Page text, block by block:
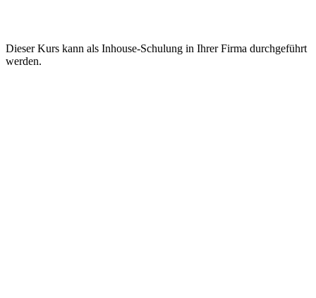
Dieser Kurs kann als Inhouse-Schulung in Ihrer Firma durchgeführt
werden.